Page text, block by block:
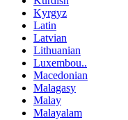
Kyrgyz
Latin
Latvian
Lithuanian
Luxembou..
Macedonian
Malagasy
Malay
Malayalam